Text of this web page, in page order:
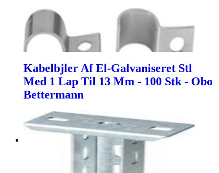
Kabelbjler Af El-Galvaniseret Stl
Med 1 Lap Til 13 Mm - 100 Stk - Obo
Bettermann